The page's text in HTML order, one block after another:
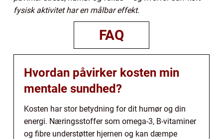
fysisk aktivitet har en målbar effekt.
FAQ
Hvordan påvirker kosten min
mentale sundhed?
Kosten har stor betydning for dit humør og din
energi. Næringsstoffer som omega-3, B-vitaminer
og fibre understøtter hjernen og kan dæmpe